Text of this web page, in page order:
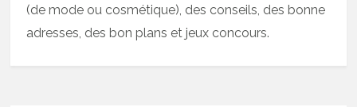
(de mode ou cosmétique), des conseils, des bonne
adresses, des bon plans et jeux concours.